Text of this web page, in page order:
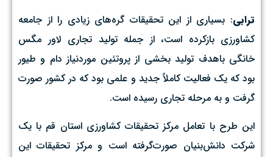
ترابی: بسیاری از این تحقیقات گره‌های زیادی را از جامعه
کشاورزی بازکرده است، از جمله تولید تجاری لاور مگس
خانگی باهدف تولید بخشی از پروتئین موردنیاز دام و طیور
بود که یک فعالیت کاملاً جدید و علمی بود که در کشور صورت
گرفت و به مرحله تجاری رسیده است.
این طرح با تعامل مرکز تحقیقات کشاورزی استان قم با یک
شرکت دانش‌بنیان صورت‌گرفته است و مرکز تحقیقات این